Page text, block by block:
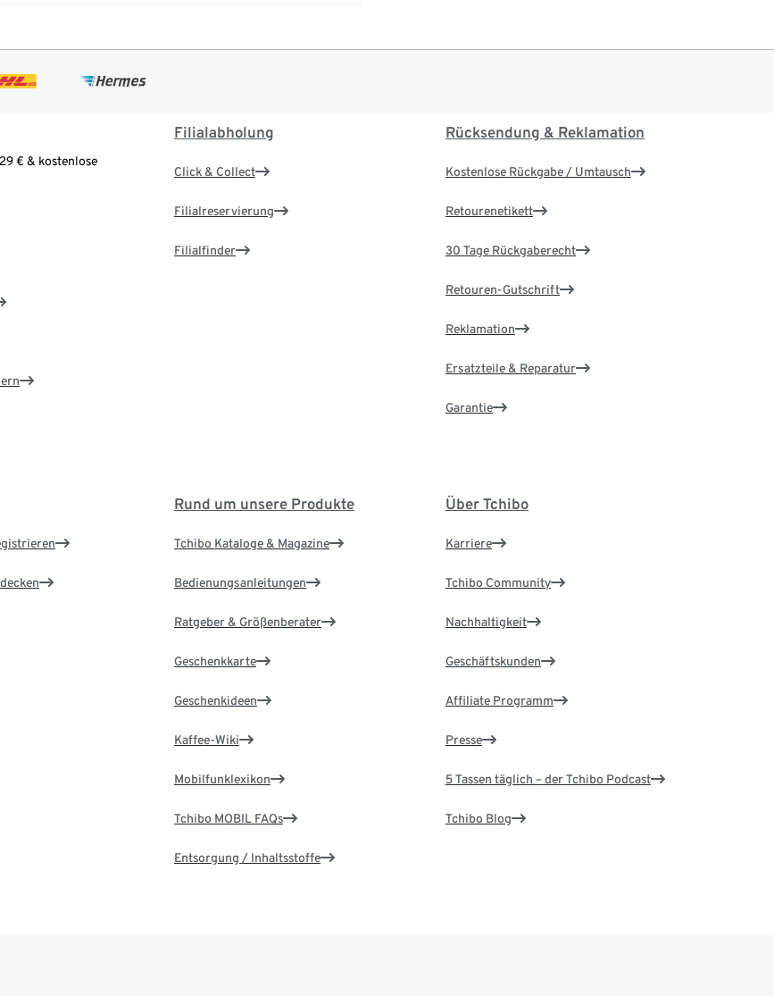
€ & kostenlose
Filialabholung
Click & Collect
Filialreservierung
Filialfinder
Rücksendung & Reklamation
Kostenlose Rückgabe / Umtausch
Retourenetikett
30 Tage Rückgaberecht
Retouren-Gutschrift
Reklamation
Ersatzteile & Reparatur
Garantie
Rund um unsere Produkte
Tchibo Kataloge & Magazine
Bedienungsanleitungen
Ratgeber & Größenberater
Geschenkkarte
Geschenkideen
Kaffee-Wiki
Mobilfunklexikon
Tchibo MOBIL FAQs
Entsorgung / Inhaltsstoffe
Über Tchibo
Karriere
Tchibo Community
Nachhaltigkeit
Geschäftskunden
Affiliate Programm
Presse
5 Tassen täglich – der Tchibo Podcast
Tchibo Blog